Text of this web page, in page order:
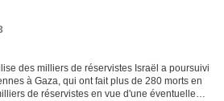
des milliers de réservistes Israël a poursuivi
à Gaza, qui ont fait plus de 280 morts en
de réservistes en vue d'une éventuelle